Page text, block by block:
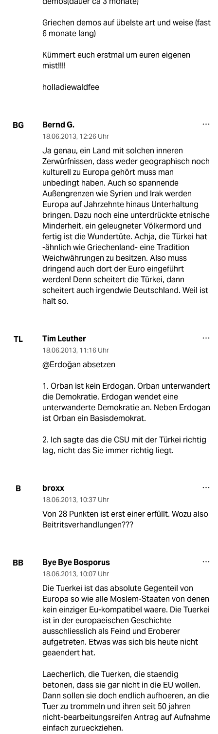
Griechen demos auf übelste art und weise (fast
6 monate lang)
Kümmert euch erstmal um euren eigenen
mist!!!!
holladiewaldfee
BG Bernd G.
18.06.2013, 12:26 Uhr
Ja genau, ein Land mit solchen inneren
Zerwürfnissen, dass weder geographisch noch
kulturell zu Europa gehört muss man
unbedingt haben. Auch so spannende
Außengrenzen wie Syrien und Irak werden
Europa auf Jahrzehnte hinaus Unterhaltung
bringen. Dazu noch eine unterdrückte etnische
Minderheit, ein geleugneter Völkermord und
fertig ist die Wundertüte. Achja, die Türkei hat
-ähnlich wie Griechenland- eine Tradition
Weichwährungen zu besitzen. Also muss
dringend auch dort der Euro eingeführt
werden! Denn scheitert die Türkei, dann
scheitert auch irgendwie Deutschland. Weil ist
halt so.
TL Tim Leuther
18.06.2013, 11:16 Uhr
@Erdoğan absetzen
1. Orban ist kein Erdogan. Orban unterwandert
die Demokratie. Erdogan wendet eine
unterwanderte Demokratie an. Neben Erdogan
ist Orban ein Basisdemokrat.
2. Ich sagte das die CSU mit der Türkei richtig
lag, nicht das Sie immer richtig liegt.
B broxx
18.06.2013, 10:37 Uhr
Von 28 Punkten ist erst einer erfüllt. Wozu also
Beitritsverhandlungen???
BB Bye Bye Bosporus
18.06.2013, 10:07 Uhr
Die Tuerkei ist das absolute Gegenteil von
Europa so wie alle Moslem-Staaten von denen
kein einziger Eu-kompatibel waere. Die Tuerkei
ist in der europaeischen Geschichte
ausschliesslich als Feind und Eroberer
aufgetreten. Etwas was sich bis heute nicht
geaendert hat.
Laecherlich, die Tuerken, die staendig
betonen, dass sie gar nicht in die EU wollen.
Dann sollen sie doch endlich aufhoeren, an die
Tuer zu trommeln und ihren seit 50 jahren
nicht-bearbeitungsreifen Antrag auf Aufnahme
einfach zurueckziehen.